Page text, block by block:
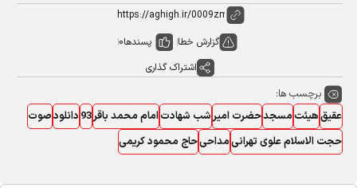
گزارش خطا پسندها0
اشتراک گذاری
برچسب ها:
عقیقهیئتمسجدحضرت امیرشب شهادتامام محمد باقر93دانلودصوت
حجت الاسلام علوی تهرانیمداحیحاج محمود کریمی